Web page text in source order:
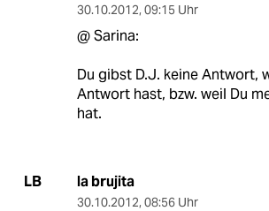
30.10.2012, 09:15 Uhr
@ Sarina:
Du gibst D.J. keine Antwort,
Antwort hast, bzw. weil Du
hat.
LB la brujita
30.10.2012, 08:56 Uhr